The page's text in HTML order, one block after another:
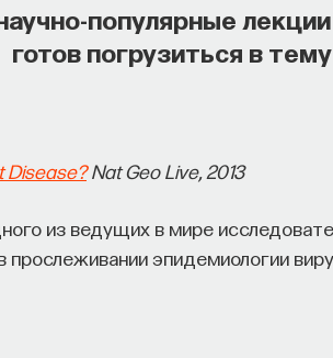
популярные
готов погрузиться в тему
Disease?Nat Geo Live, 2013
из ведущих в мире
прослеживании эпидемиологии